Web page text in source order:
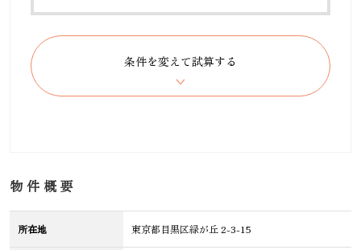
物件概要
所在地 東京都目黒区緑が丘 2-3-15